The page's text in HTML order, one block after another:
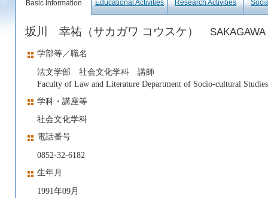
Basic Information Educational Activities Research Activities
坂川 幸祐（サカガワ コウスケ）
学部等／職名
法文学部 社会文化学科 講師
Faculty of Law and Literature Department of Socio-cultural Studies
学科・講座等
社会文化学科
電話番号
0852-32-6182
生年月
1991年09月